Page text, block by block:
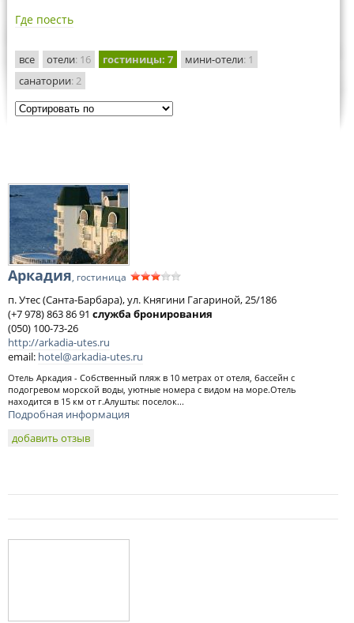
Где поесть
все отели: 16 гостиницы: 7 мини-отели: 1
санатории: 2
Аркадия, гостиница
п. Утес (Санта-Барбара), ул. Княгини Гагариной, 25/186
(+7 978) 863 86 91 служба бронирования
(050) 100-73-26
http://arkadia-utes.ru
email: hotel@arkadia-utes.ru
Отель Аркадия - Собственный пляж в 10 метрах от отеля, бассейн с
подогревом морской воды, уютные номера с видом на море.Отель
находится в 15 км от г.Алушты: поселок...
Подробная информация
добавить отзыв